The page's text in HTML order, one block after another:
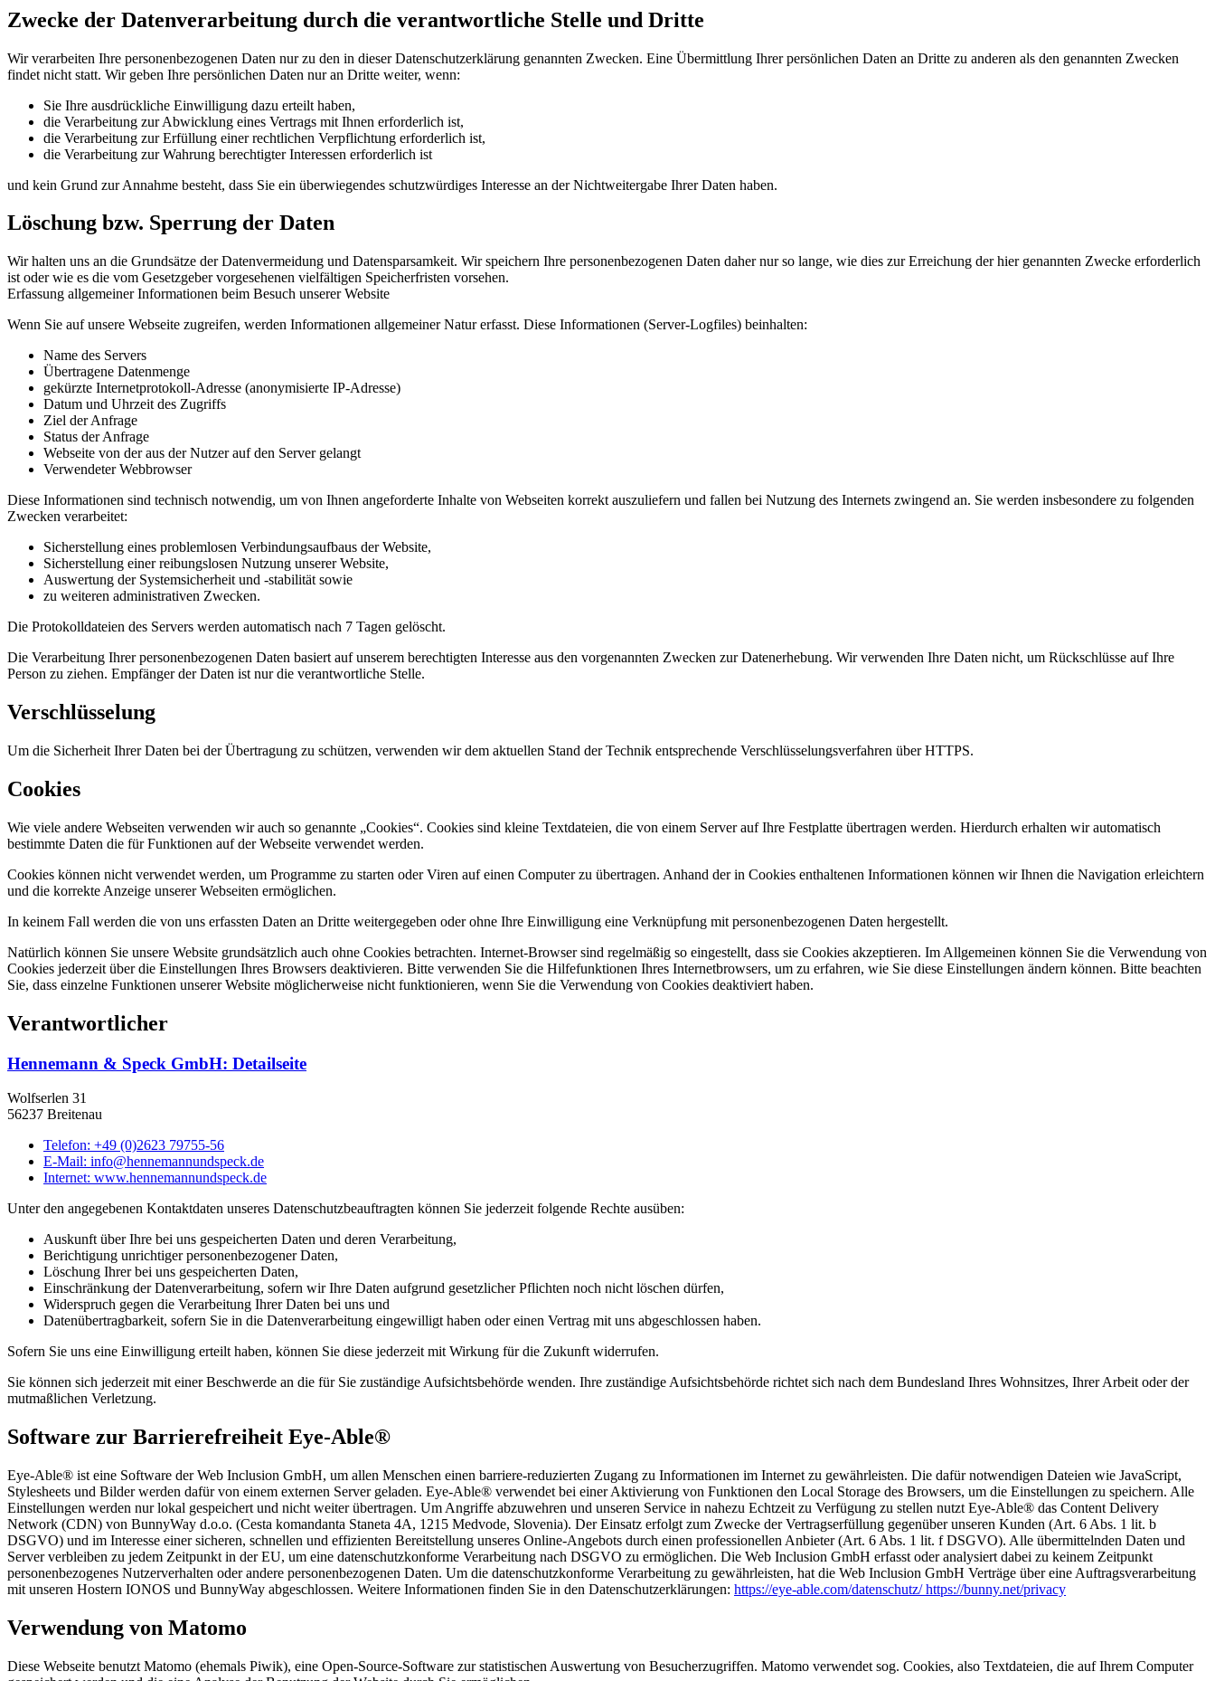
Zwecke der Datenverarbeitung durch die verantwortliche Stelle und Dritte
Wir verarbeiten Ihre personenbezogenen Daten nur zu den in dieser Datenschutzerklärung genannten Zwecken. Eine Übermittlung Ihrer persönlichen Daten an Dritte zu anderen als den genannten Zwecken
findet nicht statt. Wir geben Ihre persönlichen Daten nur an Dritte weiter, wenn:
Sie Ihre ausdrückliche Einwilligung dazu erteilt haben,
die Verarbeitung zur Abwicklung eines Vertrags mit Ihnen erforderlich ist,
die Verarbeitung zur Erfüllung einer rechtlichen Verpflichtung erforderlich ist,
die Verarbeitung zur Wahrung berechtigter Interessen erforderlich ist
und kein Grund zur Annahme besteht, dass Sie ein überwiegendes schutzwürdiges Interesse an der Nichtweitergabe Ihrer Daten haben.
Löschung bzw. Sperrung der Daten
Wir halten uns an die Grundsätze der Datenvermeidung und Datensparsamkeit. Wir speichern Ihre personenbezogenen Daten daher nur so lange, wie dies zur Erreichung der hier genannten Zwecke erforderlich
ist oder wie es die vom Gesetzgeber vorgesehenen vielfältigen Speicherfristen vorsehen.
Erfassung allgemeiner Informationen beim Besuch unserer Website
Wenn Sie auf unsere Webseite zugreifen, werden Informationen allgemeiner Natur erfasst. Diese Informationen (Server-Logfiles) beinhalten:
Name des Servers
Übertragene Datenmenge
gekürzte Internetprotokoll-Adresse (anonymisierte IP-Adresse)
Datum und Uhrzeit des Zugriffs
Ziel der Anfrage
Status der Anfrage
Webseite von der aus der Nutzer auf den Server gelangt
Verwendeter Webbrowser
Diese Informationen sind technisch notwendig, um von Ihnen angeforderte Inhalte von Webseiten korrekt auszuliefern und fallen bei Nutzung des Internets zwingend an. Sie werden insbesondere zu folgenden
Zwecken verarbeitet:
Sicherstellung eines problemlosen Verbindungsaufbaus der Website,
Sicherstellung einer reibungslosen Nutzung unserer Website,
Auswertung der Systemsicherheit und -stabilität sowie
zu weiteren administrativen Zwecken.
Die Protokolldateien des Servers werden automatisch nach 7 Tagen gelöscht.
Die Verarbeitung Ihrer personenbezogenen Daten basiert auf unserem berechtigten Interesse aus den vorgenannten Zwecken zur Datenerhebung. Wir verwenden Ihre Daten nicht, um Rückschlüsse auf Ihre
Person zu ziehen. Empfänger der Daten ist nur die verantwortliche Stelle.
Verschlüsselung
Um die Sicherheit Ihrer Daten bei der Übertragung zu schützen, verwenden wir dem aktuellen Stand der Technik entsprechende Verschlüsselungsverfahren über HTTPS.
Cookies
Wie viele andere Webseiten verwenden wir auch so genannte „Cookies“. Cookies sind kleine Textdateien, die von einem Server auf Ihre Festplatte übertragen werden. Hierdurch erhalten wir automatisch
bestimmte Daten die für Funktionen auf der Webseite verwendet werden.
Cookies können nicht verwendet werden, um Programme zu starten oder Viren auf einen Computer zu übertragen. Anhand der in Cookies enthaltenen Informationen können wir Ihnen die Navigation erleichtern
und die korrekte Anzeige unserer Webseiten ermöglichen.
In keinem Fall werden die von uns erfassten Daten an Dritte weitergegeben oder ohne Ihre Einwilligung eine Verknüpfung mit personenbezogenen Daten hergestellt.
Natürlich können Sie unsere Website grundsätzlich auch ohne Cookies betrachten. Internet-Browser sind regelmäßig so eingestellt, dass sie Cookies akzeptieren. Im Allgemeinen können Sie die Verwendung von
Cookies jederzeit über die Einstellungen Ihres Browsers deaktivieren. Bitte verwenden Sie die Hilfefunktionen Ihres Internetbrowsers, um zu erfahren, wie Sie diese Einstellungen ändern können. Bitte beachten
Sie, dass einzelne Funktionen unserer Website möglicherweise nicht funktionieren, wenn Sie die Verwendung von Cookies deaktiviert haben.
Verantwortlicher
Hennemann & Speck GmbH: Detailseite
Wolfserlen 31
56237 Breitenau
Telefon: +49 (0)2623 79755-56
E-Mail: info@hennemannundspeck.de
Internet: www.hennemannundspeck.de
Unter den angegebenen Kontaktdaten unseres Datenschutzbeauftragten können Sie jederzeit folgende Rechte ausüben:
Auskunft über Ihre bei uns gespeicherten Daten und deren Verarbeitung,
Berichtigung unrichtiger personenbezogener Daten,
Löschung Ihrer bei uns gespeicherten Daten,
Einschränkung der Datenverarbeitung, sofern wir Ihre Daten aufgrund gesetzlicher Pflichten noch nicht löschen dürfen,
Widerspruch gegen die Verarbeitung Ihrer Daten bei uns und
Datenübertragbarkeit, sofern Sie in die Datenverarbeitung eingewilligt haben oder einen Vertrag mit uns abgeschlossen haben.
Sofern Sie uns eine Einwilligung erteilt haben, können Sie diese jederzeit mit Wirkung für die Zukunft widerrufen.
Sie können sich jederzeit mit einer Beschwerde an die für Sie zuständige Aufsichtsbehörde wenden. Ihre zuständige Aufsichtsbehörde richtet sich nach dem Bundesland Ihres Wohnsitzes, Ihrer Arbeit oder der
mutmaßlichen Verletzung.
Software zur Barrierefreiheit Eye-Able®
Eye-Able® ist eine Software der Web Inclusion GmbH, um allen Menschen einen barriere-reduzierten Zugang zu Informationen im Internet zu gewährleisten. Die dafür notwendigen Dateien wie JavaScript,
Stylesheets und Bilder werden dafür von einem externen Server geladen. Eye-Able® verwendet bei einer Aktivierung von Funktionen den Local Storage des Browsers, um die Einstellungen zu speichern. Alle
Einstellungen werden nur lokal gespeichert und nicht weiter übertragen. Um Angriffe abzuwehren und unseren Service in nahezu Echtzeit zu Verfügung zu stellen nutzt Eye-Able® das Content Delivery
Network (CDN) von BunnyWay d.o.o. (Cesta komandanta Staneta 4A, 1215 Medvode, Slovenia). Der Einsatz erfolgt zum Zwecke der Vertragserfüllung gegenüber unseren Kunden (Art. 6 Abs. 1 lit. b
DSGVO) und im Interesse einer sicheren, schnellen und effizienten Bereitstellung unseres Online-Angebots durch einen professionellen Anbieter (Art. 6 Abs. 1 lit. f DSGVO). Alle übermittelnden Daten und
Server verbleiben zu jedem Zeitpunkt in der EU, um eine datenschutzkonforme Verarbeitung nach DSGVO zu ermöglichen. Die Web Inclusion GmbH erfasst oder analysiert dabei zu keinem Zeitpunkt
personenbezogenes Nutzerverhalten oder andere personenbezogenen Daten. Um die datenschutzkonforme Verarbeitung zu gewährleisten, hat die Web Inclusion GmbH Verträge über eine Auftragsverarbeitung
mit unseren Hostern IONOS und BunnyWay abgeschlossen. Weitere Informationen finden Sie in den Datenschutzerklärungen: https://eye-able.com/datenschutz/ https://bunny.net/privacy
Verwendung von Matomo
Diese Webseite benutzt Matomo (ehemals Piwik), eine Open-Source-Software zur statistischen Auswertung von Besucherzugriffen. Matomo verwendet sog. Cookies, also Textdateien, die auf Ihrem Computer